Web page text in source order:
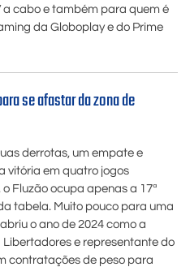
cabo e também para quem é
da Globoplay e do Prime
se afastar da zona de
derrotas, um empate e
vitória em quatro jogos
Fluzão ocupa apenas a 17ª
tabela. Muito pouco para uma
o ano de 2024 como a
e representante do
contratações de peso para